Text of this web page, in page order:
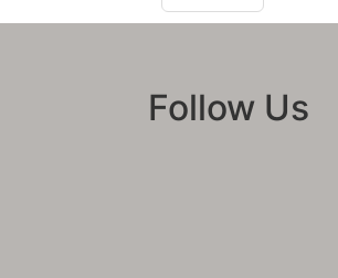
Follow Us